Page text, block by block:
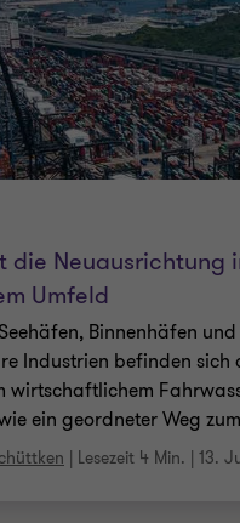
die Neuausrichtung
Umfeld
Binnenhäfen und
Industrien befinden sich
wirtschaftlichem
ein geordneter Weg
| Lesezeit 4 Min. | 13.